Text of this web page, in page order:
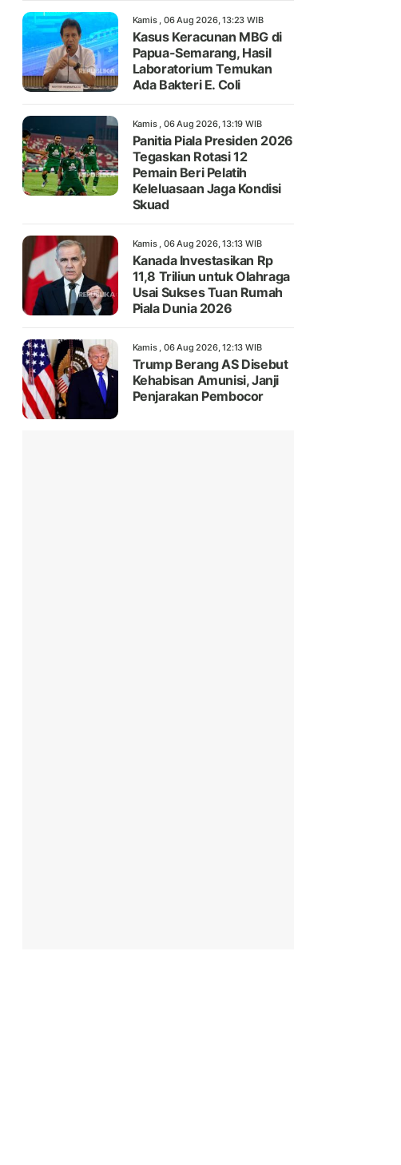
Kamis , 06 Aug 2026, 13:23 WIB
Kasus Keracunan MBG di
Papua-Semarang, Hasil
Laboratorium Temukan
Ada Bakteri E. Coli
Kamis , 06 Aug 2026, 13:19 WIB
Panitia Piala Presiden 2026
Tegaskan Rotasi 12
Pemain Beri Pelatih
Keleluasaan Jaga Kondisi
Skuad
Kamis , 06 Aug 2026, 13:13 WIB
Kanada Investasikan Rp
11,8 Triliun untuk Olahraga
Usai Sukses Tuan Rumah
Piala Dunia 2026
Kamis , 06 Aug 2026, 12:13 WIB
Trump Berang AS Disebut
Kehabisan Amunisi, Janji
Penjarakan Pembocor